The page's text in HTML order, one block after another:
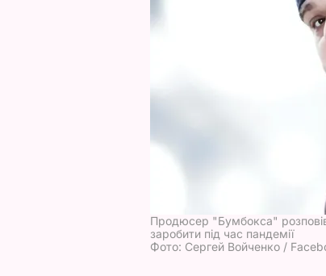
Продюсер "Бумбокса"
заробити під час пандемії
Фото: Сергей Войченко /